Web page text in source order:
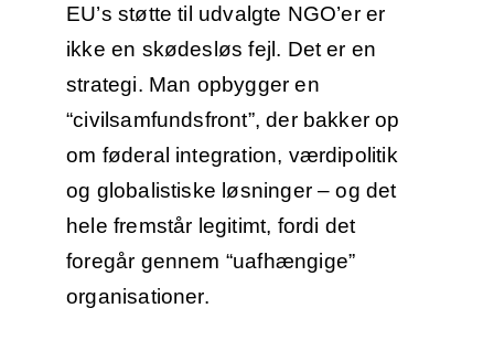
EU’s støtte til udvalgte NGO’er er
ikke en skødesløs fejl. Det er en
strategi. Man opbygger en
“civilsamfundsfront”, der bakker op
om føderal integration, værdipolitik
og globalistiske løsninger – og det
hele fremstår legitimt, fordi det
foregår gennem “uafhængige”
organisationer.